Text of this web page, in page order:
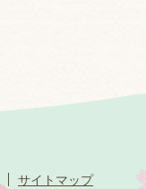
サイトマップ